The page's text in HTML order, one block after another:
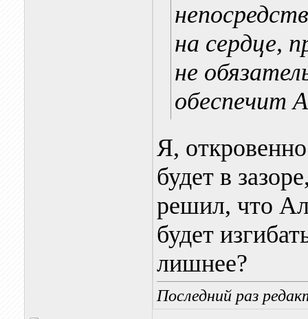
на сердце,
не
обеспечит
Я,
будет в
решил, что
будет
лишнее?
Последний раз